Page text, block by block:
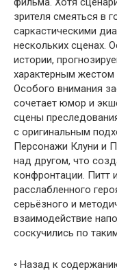
зрителя смеяться в
саркастическими
нескольких сценах.
истории,
характерным жестом
Особого внимания
сочетает юмор и
сцены
с оригинальным
Персонажи Клуни и
над другом, что
конфронтации. Питт
расслабленного
серьёзного и
взаимодействие
соскучились по
◦ Назад к